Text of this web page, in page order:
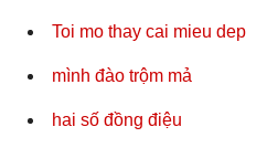
Toi mo thay cai mieu dep
mình đào trộm mả
hai số đồng điệu